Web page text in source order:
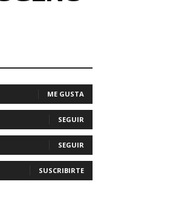
ME GUSTA
SEGUIR
SEGUIR
SUSCRIBIRTE